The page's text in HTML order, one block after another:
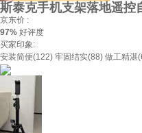
斯泰克手机支架落地遥控
京东价 :
97% 好评度
买家印象:
安装简便(122) 牢固结实(88) 做工精湛